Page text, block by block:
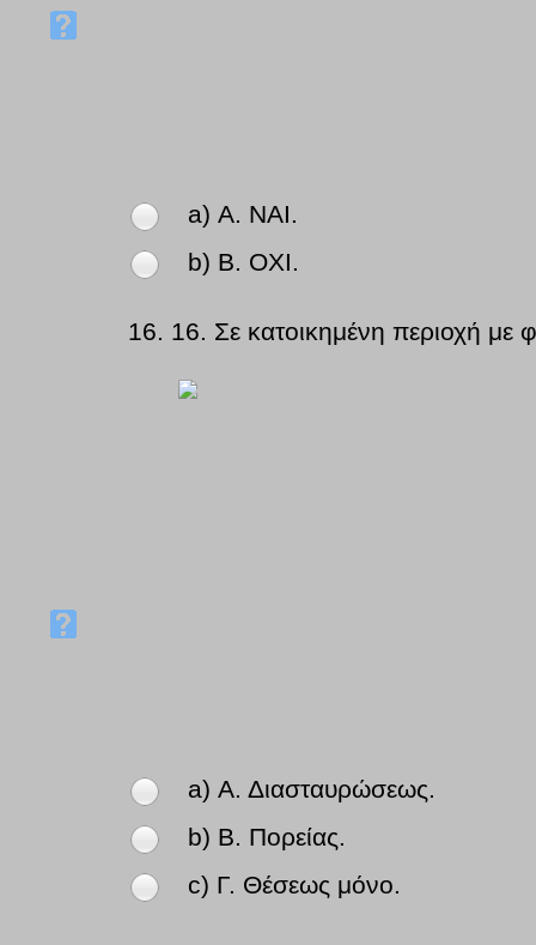
a) Α. ΝΑΙ.
b) Β. ΟΧΙ.
16. 16. Σε κατοικημένη περιοχή με
a) Α. Διασταυρώσεως.
b) Β. Πορείας.
c) Γ. Θέσεως μόνο.